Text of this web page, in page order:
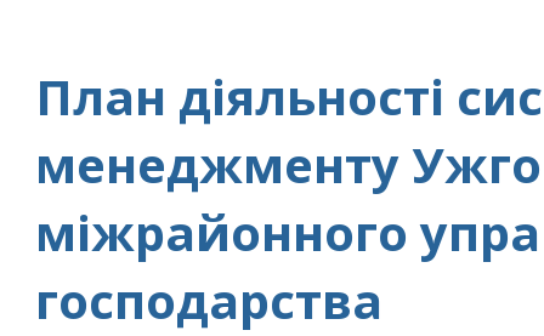
План діяльності
менеджменту
міжрайонного
господарства